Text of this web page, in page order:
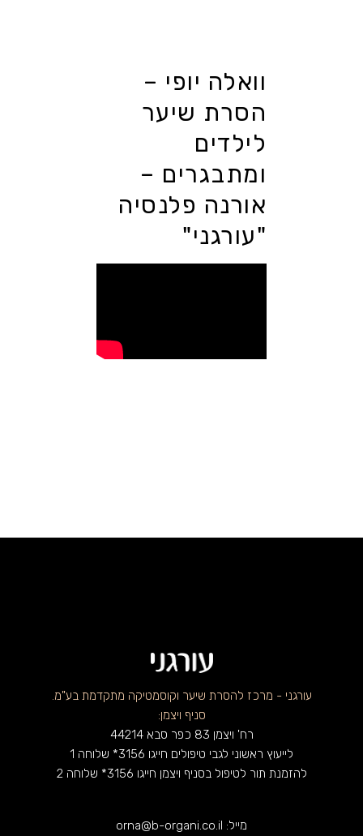
וואלה יופי –
הסרת שיער
לילדים
ומתבגרים –
אורנה פלנסיה
"עורגני"
מייל: orna@b-organi.co.il
עורגני - מרכז להסרת שיער וקוסמטיקה מתקדמת בע"מ.
סניף ויצמן:
רח' ויצמן 83 כפר סבא 44214
לייעוץ ראשוני לגבי טיפולים חייגו 3156* שלוחה 1
להזמנת תור לטיפול בסניף ויצמן חייגו 3156* שלוחה 2